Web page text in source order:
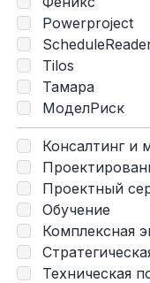
Powerproject
Tilos
Тамара
МоделРиск
Консалтинг и
Проектный
Обучение
Комплексная
Техническая